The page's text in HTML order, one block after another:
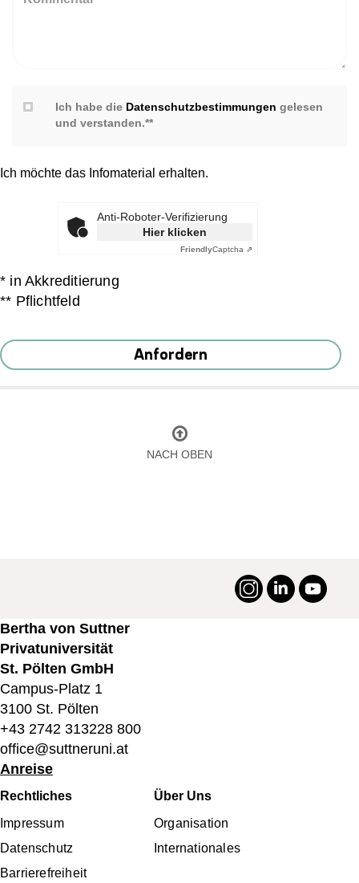
Ich habe die Datenschutzbestimmungen gelesen
und verstanden.**
Ich möchte das Infomaterial erhalten.
Anti-Roboter-Verifizierung
Hier klicken
FriendlyCaptcha ⇗
* in Akkreditierung
** Pflichtfeld
Anfordern
NACH OBEN
#suttneruni
Instagram
LinkedIn
Bertha von Suttner
Privatuniversität
St. Pölten GmbH
Campus-Platz 1
3100 St. Pölten
+43 2742 313228 800
office@suttneruni.at
Anreise
Fußbereichsmenü
Rechtliches
Impressum
Datenschutz
Barrierefreiheit
Über Uns
Organisation
Internationales